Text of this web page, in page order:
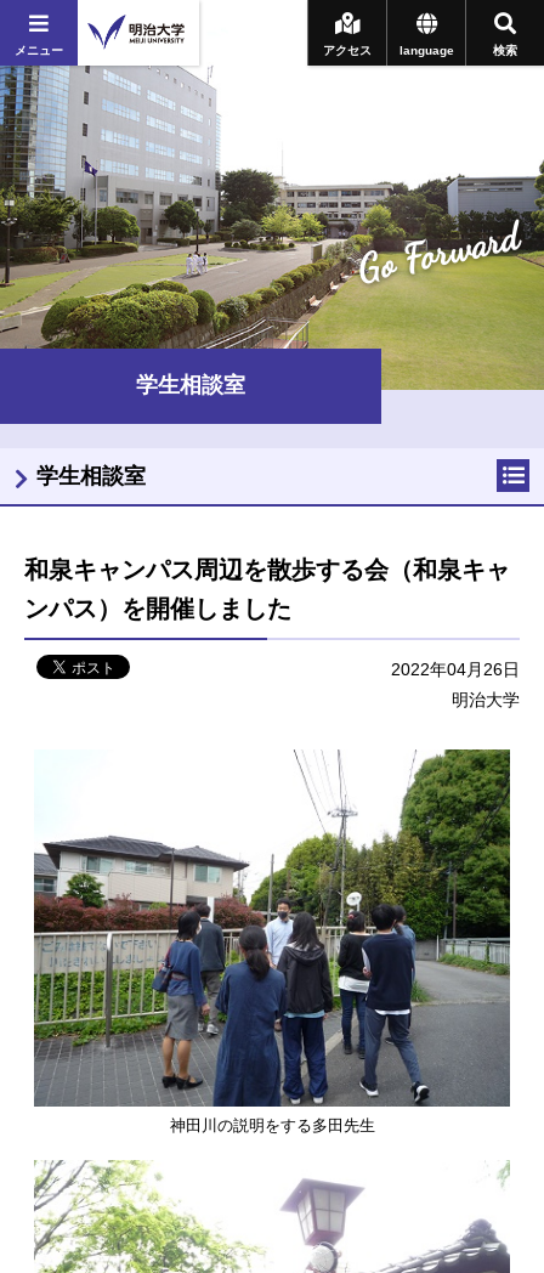
メニュー 検索
language
アクセス
Go Forward
学生相談室
和泉キャンパス周辺を散歩する会（和泉キャ
ンパス）を開催しました
2022年04月26日
明治大学
神田川の説明をする多田先生
学生相談室